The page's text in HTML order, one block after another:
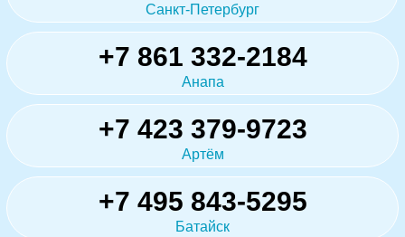
Санкт-Петербург
+7 861 332-2184
Анапа
+7 423 379-9723
Артём
+7 495 843-5295
Батайск